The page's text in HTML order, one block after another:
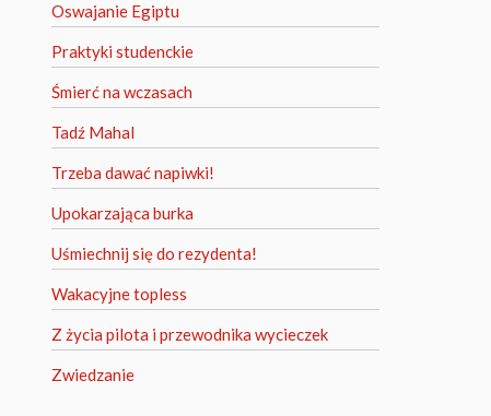
Oswajanie Egiptu
Praktyki studenckie
Śmierć na wczasach
Tadź Mahal
Trzeba dawać napiwki!
Upokarzająca burka
Uśmiechnij się do rezydenta!
Wakacyjne topless
Z życia pilota i przewodnika wycieczek
Zwiedzanie